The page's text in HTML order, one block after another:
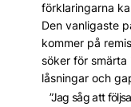
förklaringarna
Den vanligaste
kommer på
söker för smärta
låsningar och
”Jag såg att